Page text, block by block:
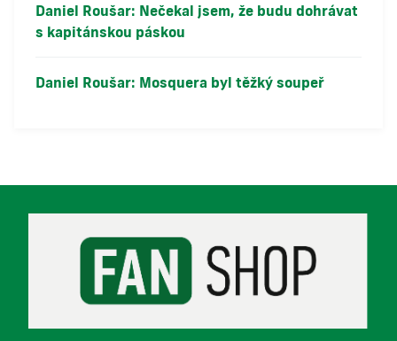
Daniel Roušar: Nečekal jsem, že budu dohrávat
s kapitánskou páskou
Daniel Roušar: Mosquera byl těžký soupeř